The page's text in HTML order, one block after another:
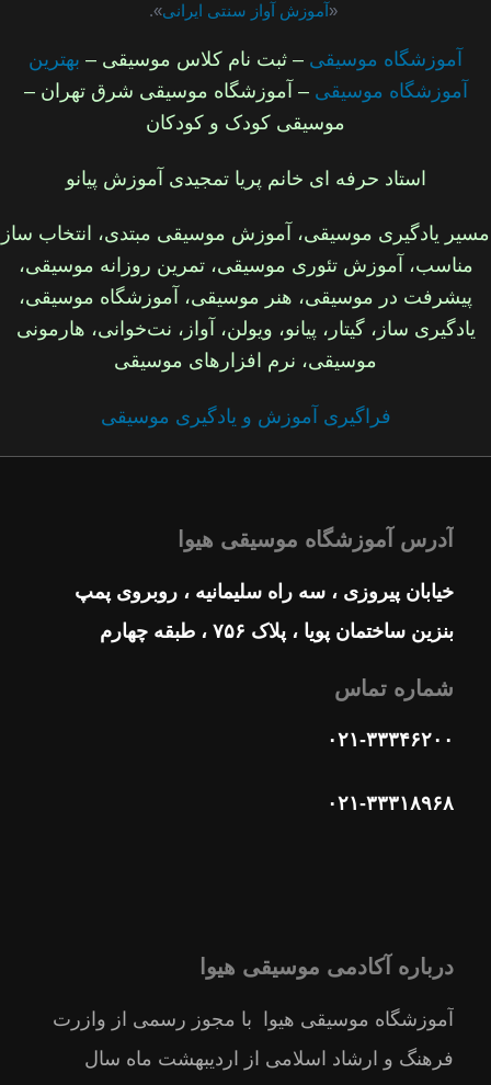
« آموزش آواز سنتی ایرانی».
آموزشگاه موسیقی – ثبت نام کلاس موسیقی – بهترین
آموزشگاه موسیقی – آموزشگاه موسیقی شرق تهران –
موسیقی کودک و کودکان
استاد حرفه ای خانم پریا تمجیدی آموزش پیانو
مسیر یادگیری موسیقی، آموزش موسیقی مبتدی، انتخاب ساز
مناسب، آموزش تئوری موسیقی، تمرین روزانه موسیقی،
پیشرفت در موسیقی، هنر موسیقی، آموزشگاه موسیقی،
یادگیری ساز، گیتار، پیانو، ویولن، آواز، نت‌خوانی، هارمونی
موسیقی، نرم‌ افزارهای موسیقی
فراگیری آموزش و یادگیری موسیقی
آدرس آموزشگاه موسیقی هیوا
خیابان پیروزی ، سه راه سلیمانیه ، روبروی پمپ
بنزین ساختمان پویا ، پلاک ۷۵۶ ، طبقه چهارم
شماره تماس
۰۲۱-۳۳۳۴۶۲۰۰
۰۲۱-۳۳۳۱۸۹۶۸
درباره آکادمی موسیقی هیوا
آموزشگاه موسیقی هیوا با مجوز رسمى از وازرت
فرهنگ و ارشاد اسلامى از ارديبهشت ماه سال